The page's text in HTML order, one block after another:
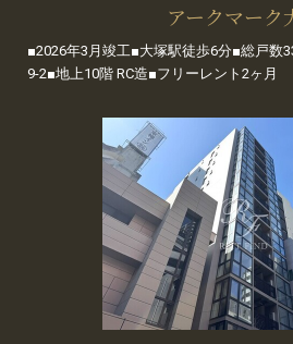
アークマーク
■2026年3月竣工■大塚駅徒歩6分■総戸数
9-2■地上10階 RC造■フリーレント2ヶ月